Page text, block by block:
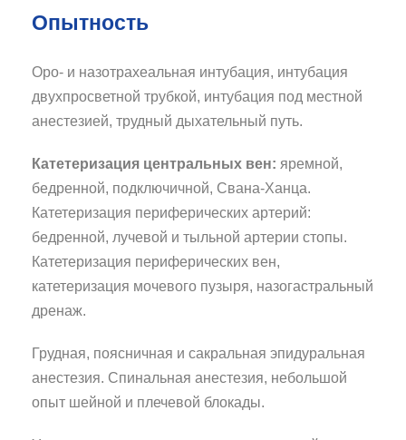
Опытность
Оро- и назотрахеальная интубация, интубация
двухпросветной трубкой, интубация под местной
анестезией, трудный дыхательный путь.
Катетеризация центральных вен: яремной,
бедренной, подключичной, Свана-Ханца.
Катетеризация периферических артерий:
бедренной, лучевой и тыльной артерии стопы.
Катетеризация периферических вен,
катетеризация мочевого пузыря, назогастральный
дренаж.
Грудная, поясничная и сакральная эпидуральная
анестезия. Спинальная анестезия, небольшой
опыт шейной и плечевой блокады.